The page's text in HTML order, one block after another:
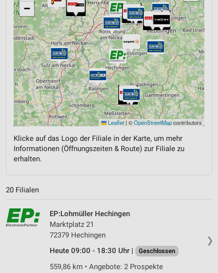
−
Leaflet | ©OpenStreetMapcontributors
Klicke auf das Logo der Filiale in der Karte, um mehr
Informationen (Öffnungszeiten & Route) zur Filiale zu
erhalten.
20 Filialen
❯
EP:Lohmüller Hechingen
Marktplatz 21
72379 Hechingen
Heute 09:00 - 18:30 Uhr |
Geschlossen
559,86 km • Angebote: 2 Prospekte